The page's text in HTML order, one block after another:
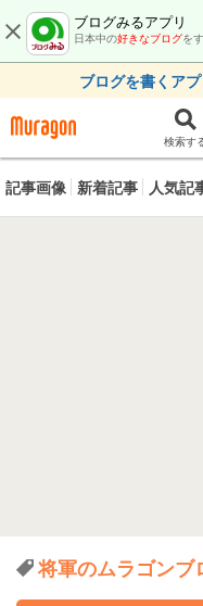
ブログみるアプリ
日本中の好きなブログを
ブログを書くア
検索す
記事画像 新着記事 人気記
将軍のムラゴンブ